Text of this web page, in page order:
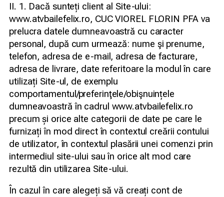
II. 1. Dacă sunteți client al Site-ului:
www.atvbailefelix.ro, CUC VIOREL FLORIN PFA va
prelucra datele dumneavoastră cu caracter
personal, după cum urmează: nume şi prenume,
telefon, adresa de e-mail, adresa de facturare,
adresa de livrare, date referitoare la modul în care
utilizați Site-ul, de exemplu
comportamentul/preferinţele/obişnuințele
dumneavoastră în cadrul www.atvbailefelix.ro
precum și orice alte categorii de date pe care le
furnizați în mod direct în contextul creării contului
de utilizator, în contextul plasării unei comenzi prin
intermediul site-ului sau în orice alt mod care
rezultă din utilizarea Site-ului.
În cazul în care alegeți să vă creați cont de